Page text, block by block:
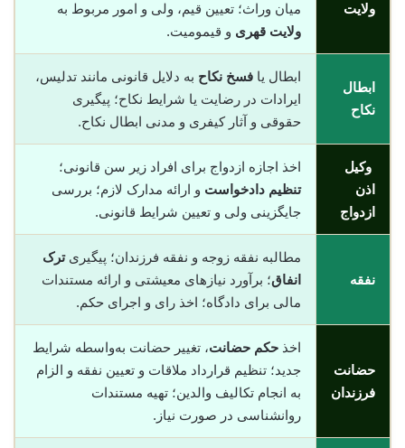
ولایت
میان وراث؛ تعیین قیم، ولی و امور مربوط به
ولایت قهری و قیمومیت.
ابطال
نکاح
ابطال یا فسخ نکاح به دلایل قانونی مانند تدلیس،
ایرادات در رضایت یا شرایط نکاح؛ پیگیری
حقوقی و آثار کیفری و مدنی ابطال نکاح.
وکیل
اذن
ازدواج
اخذ اجازه ازدواج برای افراد زیر سن قانونی؛
تنظیم دادخواست و ارائه مدارک لازم؛ بررسی
جایگزینی ولی و تعیین شرایط قانونی.
نفقه
مطالبه نفقه زوجه و نفقه فرزندان؛ پیگیریترک
انفاق؛ برآورد نیازهای معیشتی و ارائه مستندات
مالی برای دادگاه؛ اخذ رای و اجرای حکم.
حضانت
فرزندان
اخذ حکم حضانت، تغییر حضانت به‌واسطه شرایط
جدید؛ تنظیم قرارداد ملاقات و تعیین نفقه و الزام
به انجام تکالیف والدین؛ تهیه مستندات
روانشناسی در صورت نیاز.